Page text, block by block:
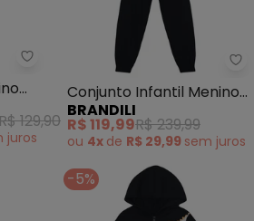
Quimby - Conjunto Bebê
129,90
juros
Conjunto Infantil Menino
em Suedine (Preto)
BRANDILI
R$ 119,99R$ 239,99
ou 4x de R$ 29,99 semjuros
-5%